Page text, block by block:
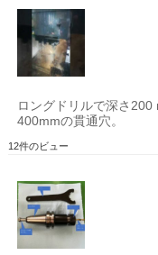
ロングドリルで深さ
400mmの貫通穴。
12件のビュー